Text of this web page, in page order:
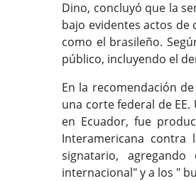
Dino, concluyó que la
bajo evidentes actos de
como el brasileño.
público, incluyendo el
En la recomendación
una corte federal de
en Ecuador, fue
Interamericana contra
signatario,
internacional" y a los "